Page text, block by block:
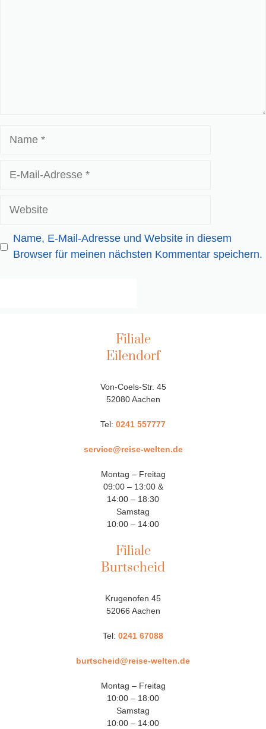
Website
Name, E-Mail-Adresse und Website in diesem
Browser für meinen nächsten Kommentar speichern.
Filiale
Eilendorf
Von-Coels-Str. 45
52080 Aachen
Tel: 0241 557777
service@reise-welten.de
Montag – Freitag
09:00 – 13:00 &
14:00 – 18:30
Samstag
10:00 – 14:00
Filiale
Burtscheid
Krugenofen 45
52066 Aachen
Tel: 0241 67088
burtscheid@reise-welten.de
Montag – Freitag
10:00 – 18:00
Samstag
10:00 – 14:00